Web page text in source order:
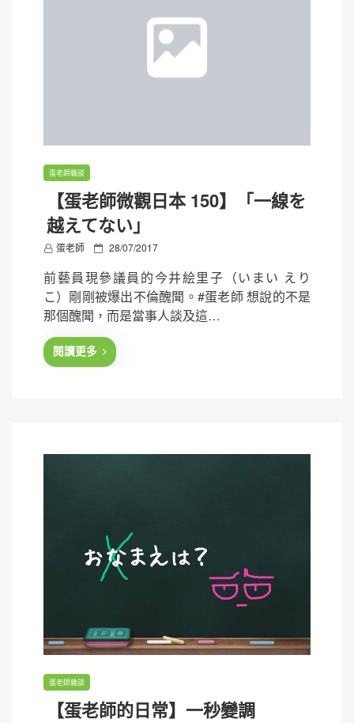
蛋老師雜談
【蛋老師微觀日本 150】「一線を
越えてない」
蛋老師
P
s
t
d
28/07/2017
前藝員現參議員的今井絵里子（いまい えり
こ）剛剛被爆出不倫醜聞。#蛋老師 想說的不是
那個醜聞，而是當事人談及這…
閱讀更多
蛋老師雜談
【蛋老師的日常】一秒變調